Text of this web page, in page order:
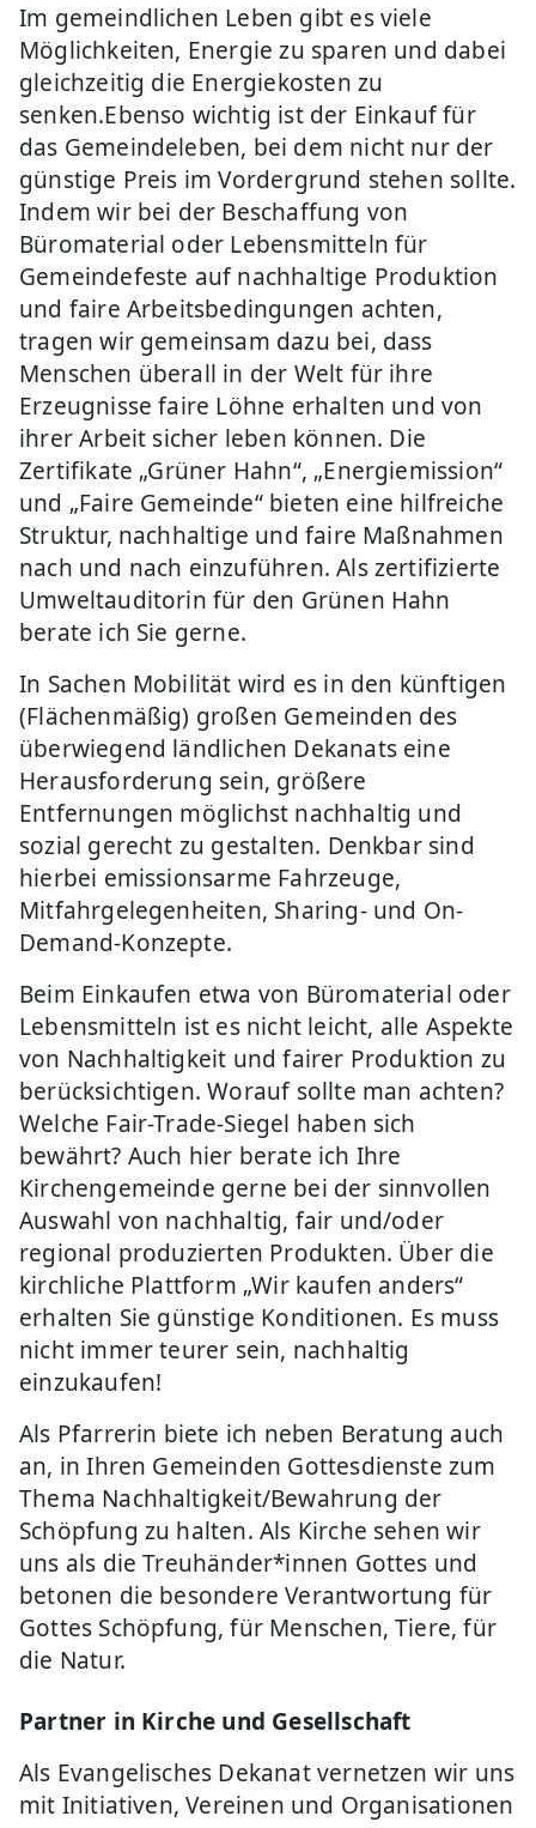
Im gemeindlichen Leben gibt es viele
Möglichkeiten, Energie zu sparen und dabei
gleichzeitig die Energiekosten zu
senken.Ebenso wichtig ist der Einkauf für
das Gemeindeleben, bei dem nicht nur der
günstige Preis im Vordergrund stehen sollte.
Indem wir bei der Beschaffung von
Büromaterial oder Lebensmitteln für
Gemeindefeste auf nachhaltige Produktion
und faire Arbeitsbedingungen achten,
tragen wir gemeinsam dazu bei, dass
Menschen überall in der Welt für ihre
Erzeugnisse faire Löhne erhalten und von
ihrer Arbeit sicher leben können. Die
Zertifikate „Grüner Hahn“, „Energiemission“
und „Faire Gemeinde“ bieten eine hilfreiche
Struktur, nachhaltige und faire Maßnahmen
nach und nach einzuführen. Als zertifizierte
Umweltauditorin für den Grünen Hahn
berate ich Sie gerne.
In Sachen Mobilität wird es in den künftigen
(Flächenmäßig) großen Gemeinden des
überwiegend ländlichen Dekanats eine
Herausforderung sein, größere
Entfernungen möglichst nachhaltig und
sozial gerecht zu gestalten. Denkbar sind
hierbei emissionsarme Fahrzeuge,
Mitfahrgelegenheiten, Sharing- und On-
Demand-Konzepte.
Beim Einkaufen etwa von Büromaterial oder
Lebensmitteln ist es nicht leicht, alle Aspekte
von Nachhaltigkeit und fairer Produktion zu
berücksichtigen. Worauf sollte man achten?
Welche Fair-Trade-Siegel haben sich
bewährt? Auch hier berate ich Ihre
Kirchengemeinde gerne bei der sinnvollen
Auswahl von nachhaltig, fair und/oder
regional produzierten Produkten. Über die
kirchliche Plattform „Wir kaufen anders“
erhalten Sie günstige Konditionen. Es muss
nicht immer teurer sein, nachhaltig
einzukaufen!
Als Pfarrerin biete ich neben Beratung auch
an, in Ihren Gemeinden Gottesdienste zum
Thema Nachhaltigkeit/Bewahrung der
Schöpfung zu halten. Als Kirche sehen wir
uns als die Treuhänder*innen Gottes und
betonen die besondere Verantwortung für
Gottes Schöpfung, für Menschen, Tiere, für
die Natur.
Partner in Kirche und Gesellschaft
Als Evangelisches Dekanat vernetzen wir uns
mit Initiativen, Vereinen und Organisationen